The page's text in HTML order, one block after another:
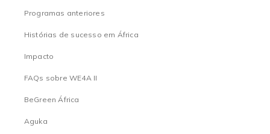
Programas anteriores
Histórias de sucesso em África
Impacto
FAQs sobre WE4A II
BeGreen África
Aguka